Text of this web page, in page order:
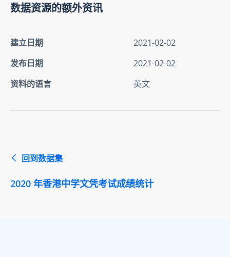
数据资源的额外资讯
建立日期
2021-02-02
发布日期
2021-02-02
资料的语言
英文
回到数据集
2020 年香港中学文凭考试成绩统计